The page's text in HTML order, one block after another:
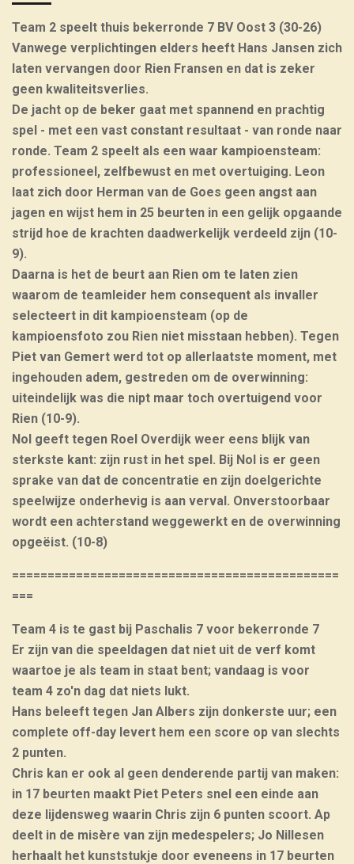
Team 2 speelt thuis bekerronde 7 BV Oost 3 (30-26)
Vanwege verplichtingen elders heeft Hans Jansen zich
laten vervangen door Rien Fransen en dat is zeker
geen kwaliteitsverlies.
De jacht op de beker gaat met spannend en prachtig
spel - met een vast constant resultaat - van ronde naar
ronde. Team 2 speelt als een waar kampioensteam:
professioneel, zelfbewust en met overtuiging. Leon
laat zich door Herman van de Goes geen angst aan
jagen en wijst hem in 25 beurten in een gelijk opgaande
strijd hoe de krachten daadwerkelijk verdeeld zijn (10-
9).
Daarna is het de beurt aan Rien om te laten zien
waarom de teamleider hem consequent als invaller
selecteert in dit kampioensteam (op de
kampioensfoto zou Rien niet misstaan hebben). Tegen
Piet van Gemert werd tot op allerlaatste moment, met
ingehouden adem, gestreden om de overwinning:
uiteindelijk was die nipt maar toch overtuigend voor
Rien (10-9).
Nol geeft tegen Roel Overdijk weer eens blijk van
sterkste kant: zijn rust in het spel. Bij Nol is er geen
sprake van dat de concentratie en zijn doelgerichte
speelwijze onderhevig is aan verval. Onverstoorbaar
wordt een achterstand weggewerkt en de overwinning
opgeëist. (10-8)
==============================================
===
Team 4 is te gast bij Paschalis 7 voor bekerronde 7
Er zijn van die speeldagen dat niet uit de verf komt
waartoe je als team in staat bent; vandaag is voor
team 4 zo'n dag dat niets lukt.
Hans beleeft tegen Jan Albers zijn donkerste uur; een
complete off-day levert hem een score op van slechts
2 punten.
Chris kan er ook al geen denderende partij van maken:
in 17 beurten maakt Piet Peters snel een einde aan
deze lijdensweg waarin Chris zijn 6 punten scoort. Ap
deelt in de misère van zijn medespelers; Jo Nillesen
herhaalt het kunststukje door eveneens in 17 beurten